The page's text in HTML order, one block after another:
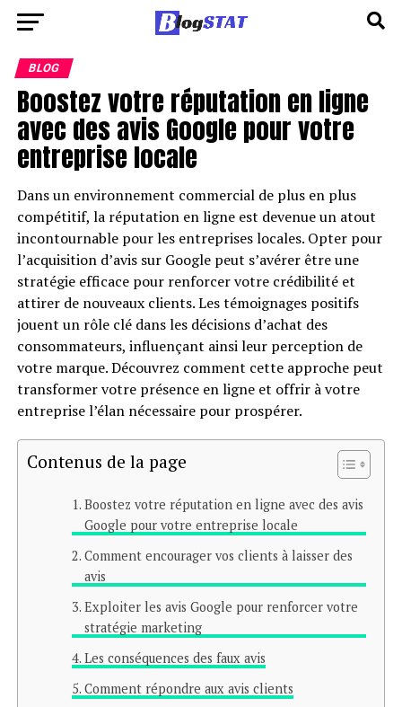
BLOG
Boostez votre réputation en ligne
avec des avis Google pour votre
entreprise locale
Dans un environnement commercial de plus en plus
compétitif, la réputation en ligne est devenue un atout
incontournable pour les entreprises locales. Opter pour
l’acquisition d’avis sur Google peut s’avérer être une
stratégie efficace pour renforcer votre crédibilité et
attirer de nouveaux clients. Les témoignages positifs
jouent un rôle clé dans les décisions d’achat des
consommateurs, influençant ainsi leur perception de
votre marque. Découvrez comment cette approche peut
transformer votre présence en ligne et offrir à votre
entreprise l’élan nécessaire pour prospérer.
Contenus de la page
Boostez votre réputation en ligne avec des avis
Google pour votre entreprise locale
Comment encourager vos clients à laisser des
avis
Exploiter les avis Google pour renforcer votre
stratégie marketing
Les conséquences des faux avis
Comment répondre aux avis clients